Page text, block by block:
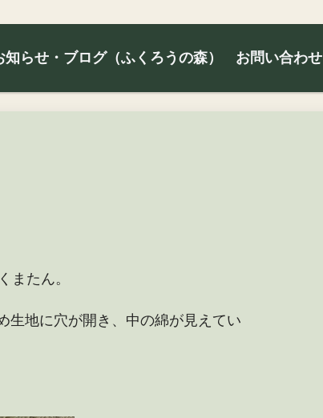
知らせ・ブログ（ふくろうの森） お問い合わせ
またん。
生地に穴が開き、中の綿が見えてい